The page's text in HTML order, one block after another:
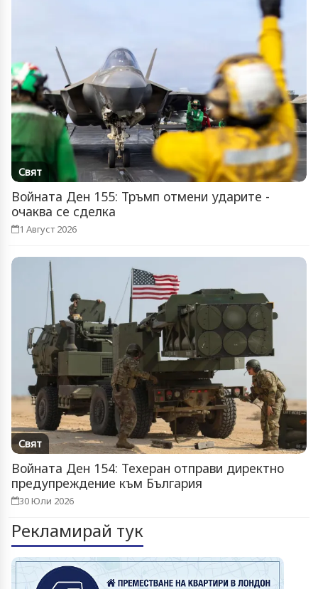
Свят
Войната Ден 155: Тръмп отмени ударите -
очаква се сделка
1 Август 2026
Свят
Войната Ден 154: Техеран отправи директно
предупреждение към България
30 Юли 2026
Рекламирай тук